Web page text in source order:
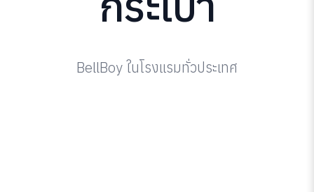
BellBoy ในโรงแรมทั่วประเทศ